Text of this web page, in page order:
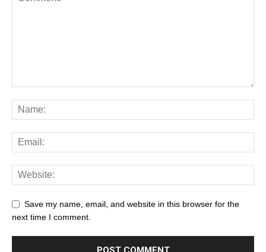
Save my name, email, and website in this browser for the
next time I comment.